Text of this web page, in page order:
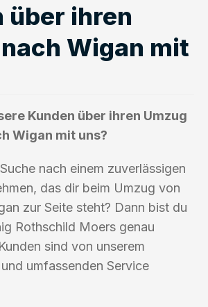
über ihren
Wigan mit
Kunden über ihren Umzug
Wigan mit uns?
nach einem zuverlässigen
das dir beim Umzug von
zur Seite steht? Dann bist du
Rothschild Moers genau
sind von unserem
umfassenden Service